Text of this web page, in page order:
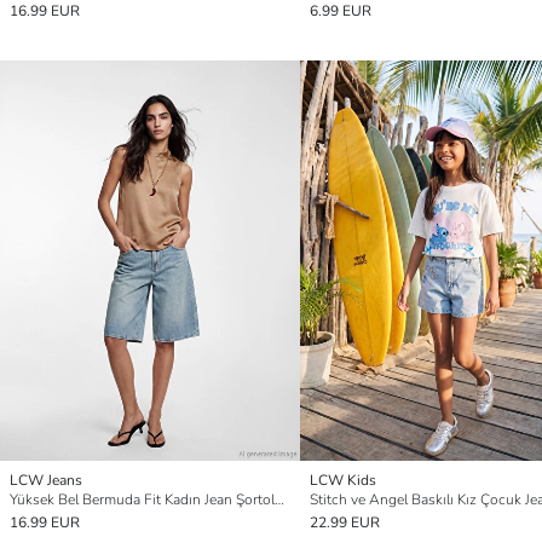
16.99 EUR
6.99 EUR
LCW Jeans
Yüksek Bel Bermuda Fit Kadın Jean Şortolon
16.99 EUR
LCW Kids
Stitch ve Angel Baskılı Kız Çocuk
22.99 EUR